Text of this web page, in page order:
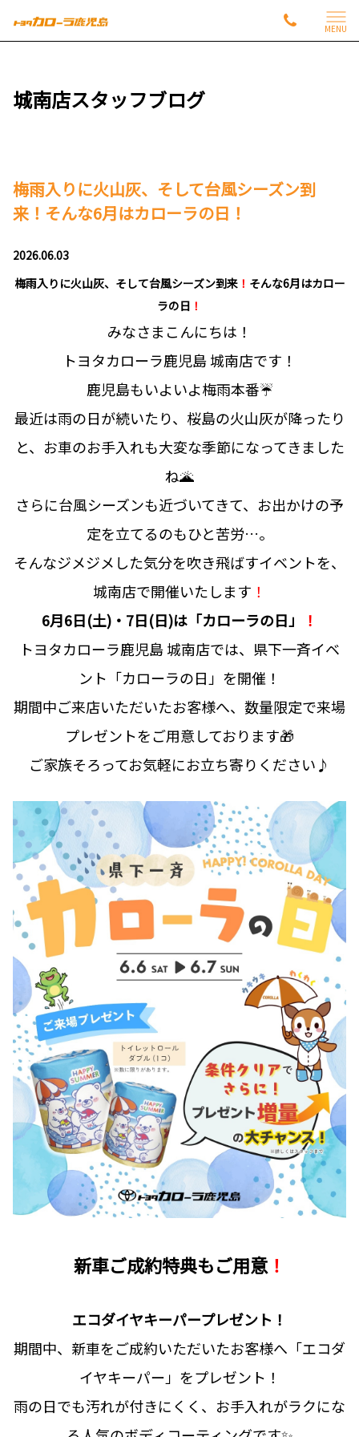
MENU
城南店スタッフブログ
梅雨入りに火山灰、そして台風シーズン到
来！そんな6月はカローラの日！
2026.06.03
梅雨入り に火山灰、そして台風シーズン到来！ そんな6月はカロー
ラの日 ！
みなさまこんにちは！
トヨタカローラ鹿児島 城南店です！
鹿児島もいよいよ梅雨本番☔
最近は雨の日が続いたり、桜島の火山灰が降ったり
と、お車のお手入れも大変な季節になってきました
ね🌋
さらに台風シーズンも近づいてきて、お出かけの予
定を立てるのもひと苦労…。
そんなジメジメした気分を吹き飛ばすイベントを、
城南店で開催いたします ！
6月6日(土)・7日(日)は「カローラの日」
！
トヨタカローラ鹿児島 城南店では、県下一斉イベ
ント「カローラの日」を開催！
期間中ご来店いただいたお客様へ、数量限定で来場
プレゼントをご用意しております🎁
ご家族そろってお気軽にお立ち寄りください♪
新車ご成約特典もご用意 ！
エコダイヤキーパープレゼント！
期間中、新車をご成約いただいたお客様へ「エコダ
イヤキーパー」をプレゼント！
雨の日でも汚れが付きにくく、お手入れがラクにな